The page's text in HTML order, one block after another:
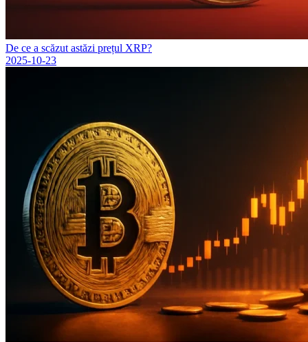
De ce a scăzut astăzi prețul XRP?
2025-10-23